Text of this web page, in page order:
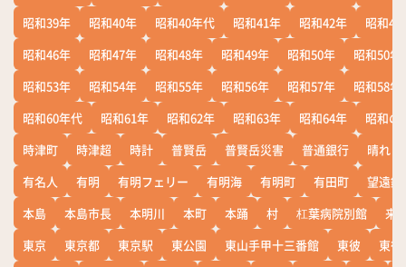
昭和39年
昭和40年 昭和40年代 昭和41年 昭和42年
昭和43
昭和46年
昭和47年 昭和48年 昭和49年 昭和50年
昭和50年
昭和53年
昭和54年 昭和55年 昭和56年 昭和57年
昭和58年
昭和60年代
昭和61年 昭和62年 昭和63年 昭和64年
昭和の
時津町
時津超 時計 普賢岳 普賢岳災害 普通銀行
晴れ
有名人
有明 有明フェリー 有明海 有明町 有田町
望遠鏡
本島
本島市長 本明川 本町 本踊 村 杠葉病院別館
来
東京
東京都 東京駅 東公園 東山手甲十三番館 東彼
東彼